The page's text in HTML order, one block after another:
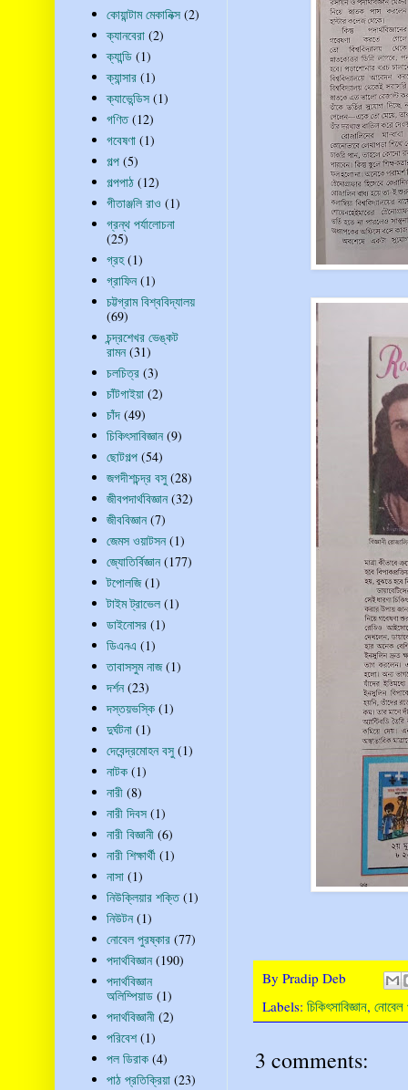
By Pradip Deb
Labels: চিকিৎসাবিজ্ঞান, নোবেল
3 comments:
কোয়ান্টাম মেকানিক্স (2)
ক্যানবেরা (2)
ক্যান্ডি (1)
ক্যান্সার (1)
ক্যাভেন্ডিস (1)
গণিত (12)
গবেষণা (1)
গল্প (5)
গল্পপাঠ (12)
গীতাঞ্জলি রাও (1)
গ্রন্থ পর্যালোচনা
(25)
গ্রহ (1)
গ্রাফিন (1)
চট্টগ্রাম বিশ্ববিদ্যালয়
(69)
চন্দ্রশেখর ভেঙ্কট
রামন (31)
চলচিত্র (3)
চাঁটগাইয়া (2)
চাঁদ (49)
চিকিৎসাবিজ্ঞান (9)
ছোটগল্প (54)
জগদীশচন্দ্র বসু (28)
জীবপদার্থবিজ্ঞান (32)
জীববিজ্ঞান (7)
জেমস ওয়াটসন (1)
জ্যোতির্বিজ্ঞান (177)
টপোলজি (1)
টাইম ট্রাভেল (1)
ডাইনোসর (1)
ডিএনএ (1)
তাবাসসুম নাজ (1)
দর্শন (23)
দস্তয়ভস্কি (1)
দুর্ঘটনা (1)
দেবেন্দ্রমোহন বসু (1)
নাটক (1)
নারী (8)
নারী দিবস (1)
নারী বিজ্ঞানী (6)
নারী শিক্ষার্থী (1)
নাসা (1)
নিউক্লিয়ার শক্তি (1)
নিউটন (1)
নোবেল পুরষ্কার (77)
পদার্থবিজ্ঞান (190)
পদার্থবিজ্ঞান
অলিম্পিয়াড (1)
পদার্থবিজ্ঞানী (2)
পরিবেশ (1)
পল ডিরাক (4)
পাঠ প্রতিক্রিয়া (23)